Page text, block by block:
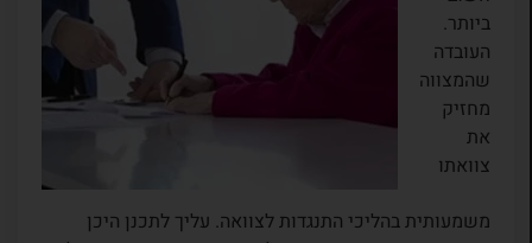
ביותר.
העובדה
שהמצווה
מחזיק
את
צוואתו
משמעותית בהליכי התנגדות לצוואה. עליך לתכנן היכן